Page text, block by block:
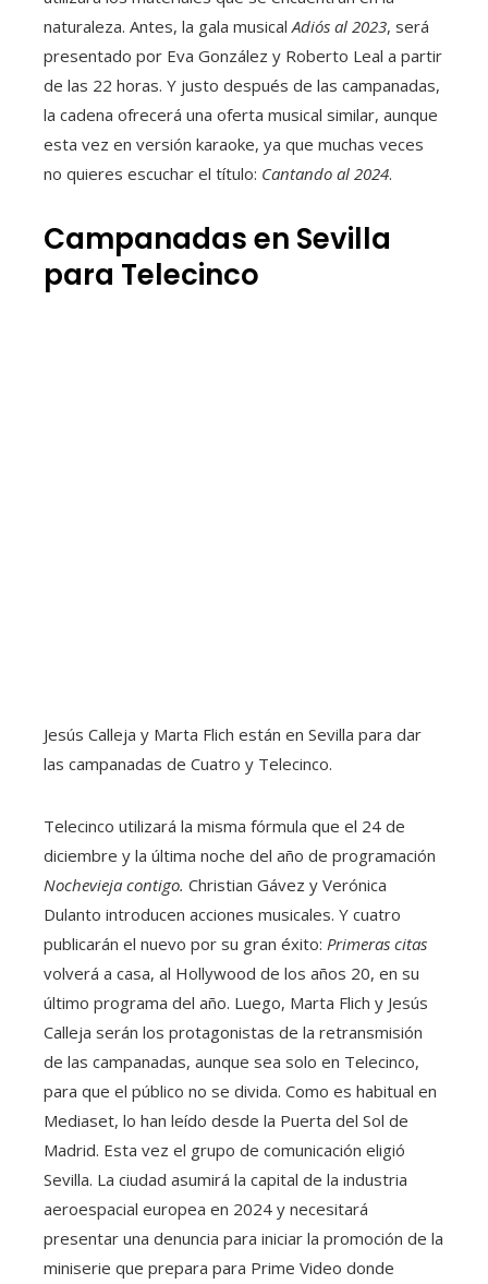
naturaleza. Antes, la gala musical Adiós al 2023, será
presentado por Eva González y Roberto Leal a partir
de las 22 horas. Y justo después de las campanadas,
la cadena ofrecerá una oferta musical similar, aunque
esta vez en versión karaoke, ya que muchas veces
no quieres escuchar el título: Cantando al 2024.
Campanadas en Sevilla
para Telecinco
Jesús Calleja y Marta Flich están en Sevilla para dar
las campanadas de Cuatro y Telecinco.
Telecinco utilizará la misma fórmula que el 24 de
diciembre y la última noche del año de programación
Nochevieja contigo. Christian Gávez y Verónica
Dulanto introducen acciones musicales. Y cuatro
publicarán el nuevo por su gran éxito: Primeras citas
volverá a casa, al Hollywood de los años 20, en su
último programa del año. Luego, Marta Flich y Jesús
Calleja serán los protagonistas de la retransmisión
de las campanadas, aunque sea solo en Telecinco,
para que el público no se divida. Como es habitual en
Mediaset, lo han leído desde la Puerta del Sol de
Madrid. Esta vez el grupo de comunicación eligió
Sevilla. La ciudad asumirá la capital de la industria
aeroespacial europea en 2024 y necesitará
presentar una denuncia para iniciar la promoción de la
miniserie que prepara para Prime Video donde